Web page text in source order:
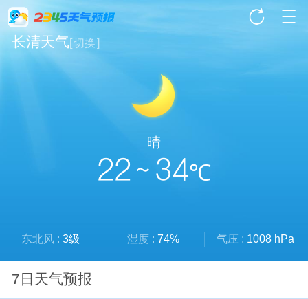
长清天气[切换]
晴
22 ~ 34℃
东北风 :3级 湿度 : 74% 气压 : 1008 hPa
7日天气预报